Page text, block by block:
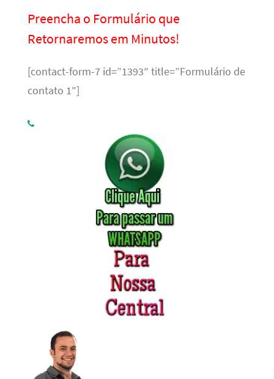
Preencha o Formulário que
Retornaremos em Minutos!
[contact-form-7 id=”1393″ title=”Formulário de
contato 1″]